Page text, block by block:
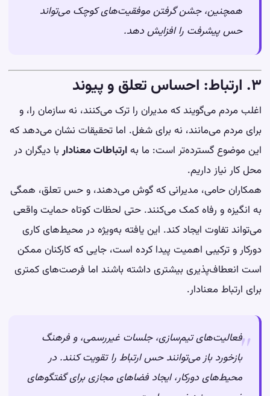
همچنین، جشن گرفتن موفقیت‌های کوچک می‌تواند
حس پیشرفت را افزایش دهد.
۳. ارتباط: احساس تعلق و پیوند
اغلب مردم می‌گویند که مدیران را ترک می‌کنند، نه سازمان را، و
برای مردم می‌مانند، نه برای شغل. اما تحقیقات نشان می‌دهد که
این موضوع گسترده‌تر است: ما بهارتباطات معناداربا دیگران در
محل کار نیاز داریم.
همکاران حامی، مدیرانی که گوش می‌دهند، و حس تعلق، همگی
به انگیزه و رفاه کمک می‌کنند. حتی لحظات کوتاه حمایت واقعی
می‌تواند تفاوت ایجاد کند. این یافته به‌ویژه در محیط‌های کاری
دورکار و ترکیبی اهمیت پیدا کرده است، جایی که کارکنان ممکن
است انعطاف‌پذیری بیشتری داشته باشند اما فرصت‌های کمتری
برای ارتباط معنادار.
فعالیت‌های تیم‌سازی، جلسات غیررسمی، و فرهنگ
بازخورد باز می‌توانند حس ارتباط را تقویت کنند. در
محیط‌های دورکار، ایجاد فضاهای مجازی برای گفتگوهای